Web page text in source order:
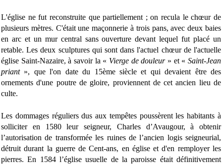
L'église ne fut reconstruite que partiellement ; on recula le chœur de
plusieurs mètres. C'était une maçonnerie à trois pans, avec deux baies
en arc et un mur central sans ouverture devant lequel fut placé un
retable. Les deux sculptures qui sont dans l'actuel chœur de l'actuelle
église Saint-Nazaire, à savoir la « Vierge de douleur» et «Saint-Jean
priant», que l'on date du 15ème siècle et qui devaient être des
ornements d'une poutre de gloire, proviennent de cet ancien lieu de
culte.
Les dommages réguliers dus aux tempêtes poussèrent les habitants à
solliciter en 1580 leur seigneur, Charles d’Avaugour, à obtenir
l’autorisation de transformée les ruines de l’ancien logis seigneurial,
détruit durant la guerre de Cent-ans, en église et d'en remployer les
pierres. En 1584 l’église usuelle de la paroisse était définitivement